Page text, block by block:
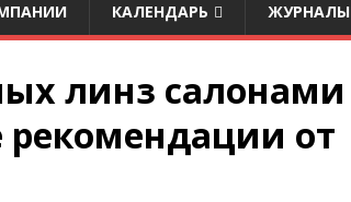
КАЛЕНДАРЬ ЖУРНАЛЫ
линз салонами
от